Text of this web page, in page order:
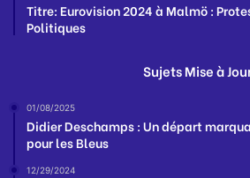
Titre: Eurovision 2024 à Malmö :
Politiques
Sujets Mise à
01/08/2025
Didier Deschamps : Un départ
pour les Bleus
12/29/2024